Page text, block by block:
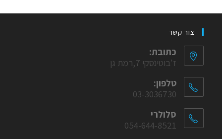
צור קשר
כתובת:
ז'בוטינסקי 7,רמת גן
טלפון:
03-3036730
סלולרי
054-644-8521